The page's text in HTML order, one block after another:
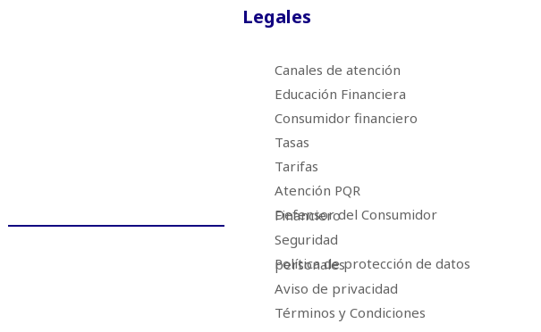
Legales
Canales de atención
Educación Financiera
Consumidor financiero
Tasas
Tarifas
Atención PQR
Defensor del Consumidor Financiero
Seguridad
Política de protección de datos personales
Aviso de privacidad
Términos y Condiciones